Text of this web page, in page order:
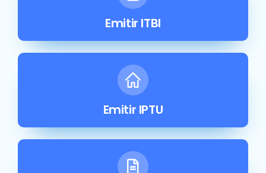
Emitir ITBI
Emitir IPTU